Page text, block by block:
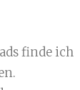
finde ich